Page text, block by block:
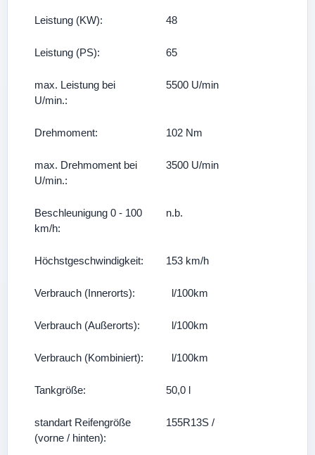
Leistung (KW): 48
Leistung (PS): 65
max. Leistung bei
U/min.:
5500 U/min
Drehmoment: 102 Nm
max. Drehmoment bei
U/min.:
3500 U/min
Beschleunigung 0 - 100
km/h:
n.b.
Höchstgeschwindigkeit: 153 km/h
Verbrauch (Innerorts): l/100km
Verbrauch (Außerorts): l/100km
Verbrauch (Kombiniert): l/100km
Tankgröße: 50,0 l
standart Reifengröße
(vorne / hinten):
155R13S /